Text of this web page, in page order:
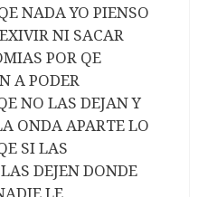
NADA YO PIENSO
NI SACAR
POR QE
A PODER
NO LAS DEJAN Y
ONDA APARTE LO
SI LAS
DEJEN DONDE
LE